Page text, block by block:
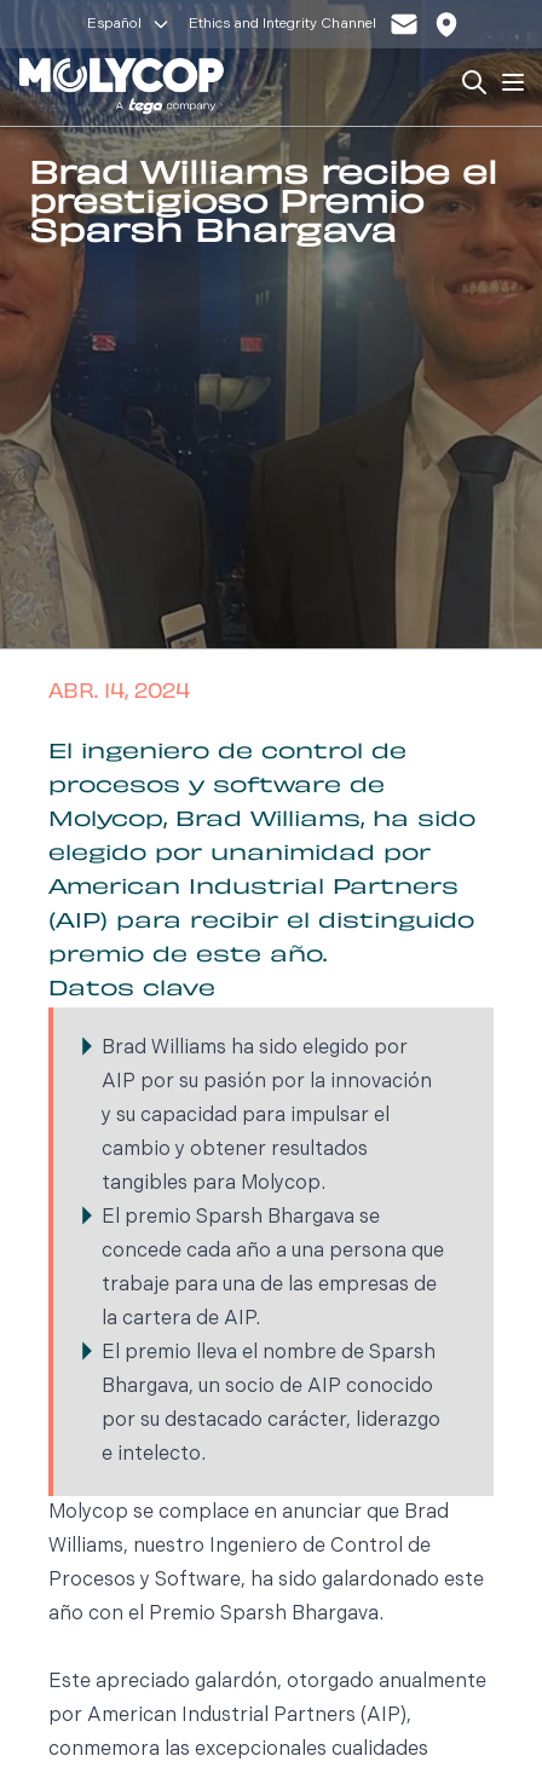
Español Ethics and Integrity Channel
Search
Brad Williams recibe el
prestigioso Premio
Sparsh Bhargava
ABR. 14, 2024
El ingeniero de control de
procesos y software de
Molycop, Brad Williams, ha sido
elegido por unanimidad por
American Industrial Partners
(AIP) para recibir el distinguido
premio de este año.
Datos clave
Brad Williams ha sido elegido por
AIP por su pasión por la innovación
y su capacidad para impulsar el
cambio y obtener resultados
tangibles para Molycop.
El premio Sparsh Bhargava se
concede cada año a una persona que
trabaje para una de las empresas de
la cartera de AIP.
El premio lleva el nombre de Sparsh
Bhargava, un socio de AIP conocido
por su destacado carácter, liderazgo
e intelecto.
Molycop se complace en anunciar que Brad
Williams, nuestro Ingeniero de Control de
Procesos y Software, ha sido galardonado este
año con el Premio Sparsh Bhargava.
Este apreciado galardón, otorgado anualmente
por American Industrial Partners (AIP),
conmemora las excepcionales cualidades